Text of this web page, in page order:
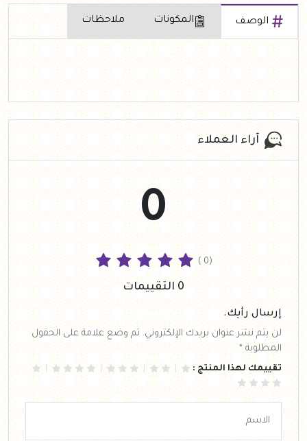
الوصف المكونات ملاحظات
آراء العملاء
0
( 0)
0 التقييمات
إرسال رأيك.
لن يتم نشر عنوان بريدك الإلكتروني. تم وضع علامة على الحقول
المطلوبة *
تقييمك لهذا المنتج :